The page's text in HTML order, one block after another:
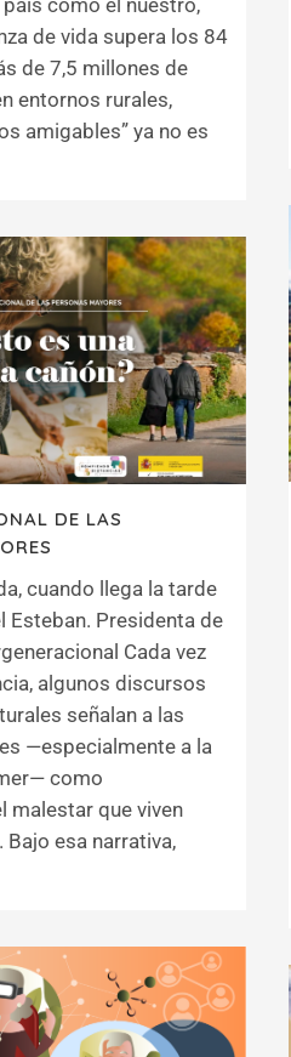
país como el nuestro,
de vida supera los 84
de 7,5 millones de
entornos rurales,
amigables” ya no es
DE LAS
cuando llega la tarde
Esteban. Presidenta de
Cada vez
algunos discursos
señalan a las
—especialmente a la
como
malestar que viven
Bajo esa narrativa,